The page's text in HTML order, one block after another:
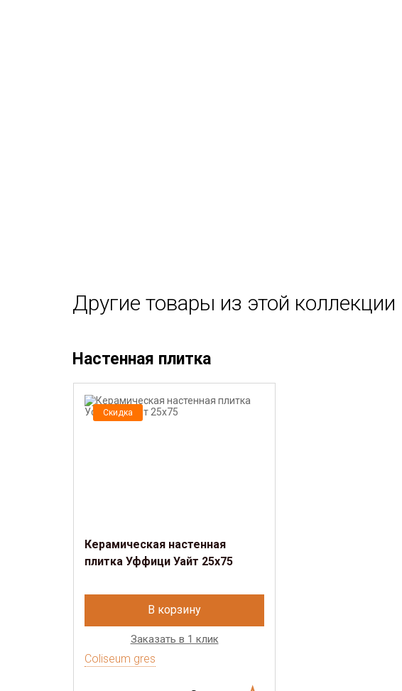
Другие товары из этой коллекции
Настенная плитка
Скидка
Керамическая настенная
плитка Уффици Уайт 25х75
В корзину
Заказать в 1 клик
Coliseum gres